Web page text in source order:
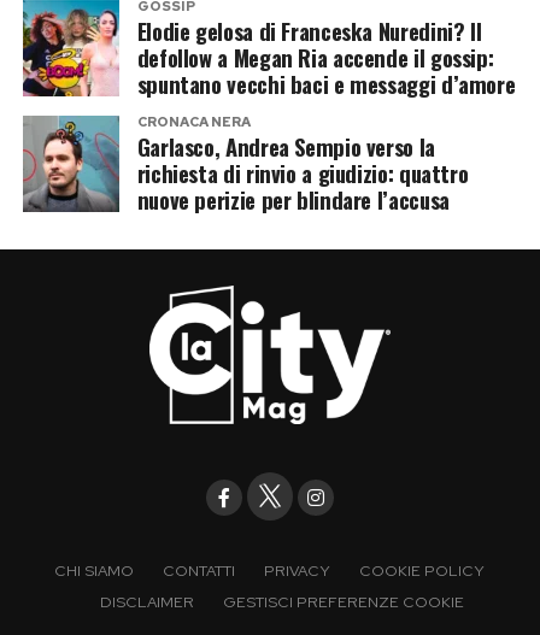
GOSSIP
Elodie gelosa di Franceska Nuredini? Il
defollow a Megan Ria accende il gossip:
spuntano vecchi baci e messaggi d’amore
CRONACA NERA
Garlasco, Andrea Sempio verso la
richiesta di rinvio a giudizio: quattro
nuove perizie per blindare l’accusa
CHI SIAMO CONTATTI PRIVACY
COOKIE POLICY
DISCLAIMER
GESTISCI PREFERENZE COOKIE